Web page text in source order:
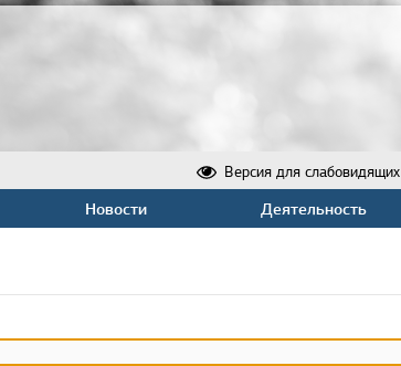
Версия для слабовидящих
Новости Деятельность